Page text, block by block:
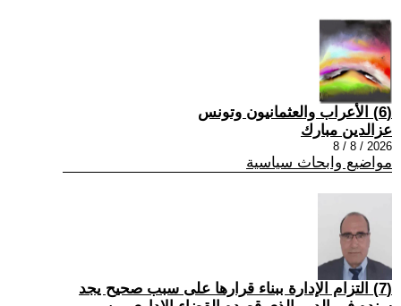
(6) الأعراب والعثمانيون وتونس
عزالدين مبارك
2026 / 8 / 8
مواضيع وابحاث سياسية
(7) التزام الإدارة ببناء قرارها على سبب صحیح یجد